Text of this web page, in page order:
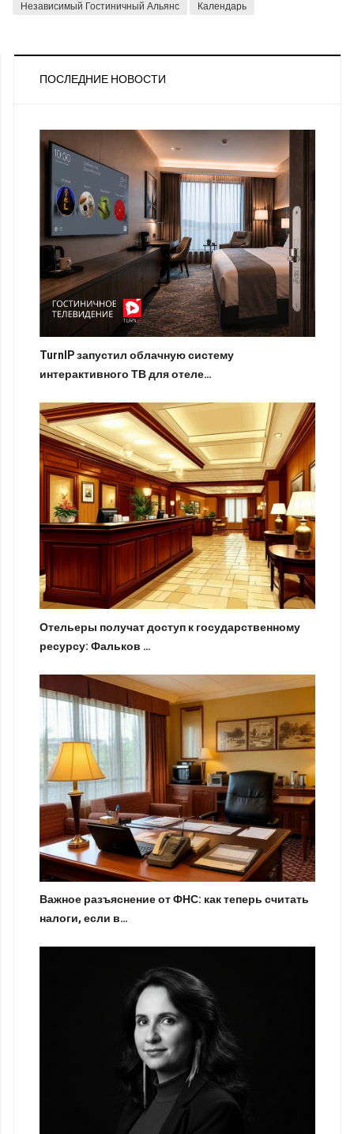
Независимый Гостиничный Альянс Календарь
ПОСЛЕДНИЕ НОВОСТИ
TurnIP запустил облачную систему
интерактивного ТВ для отеле…
Отельеры получат доступ к государственному
ресурсу: Фальков …
Важное разъяснение от ФНС: как теперь считать
налоги, если в…